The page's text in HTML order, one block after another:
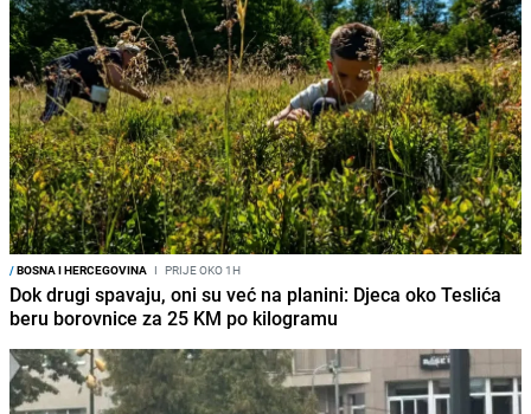
/BOSNA I HERCEGOVINA I PRIJE OKO 1H
Dok drugi spavaju, oni su već na planini: Djeca oko Teslića
beru borovnice za 25 KM po kilogramu